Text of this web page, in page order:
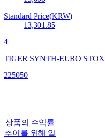
Standard Price(KRW)
13,301.85
4
TIGER SYNTH-EURO
225050
상품의 수익률
추이를 위해 일